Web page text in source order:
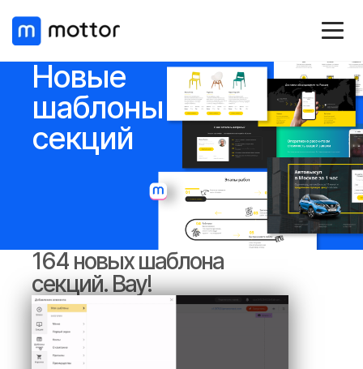
Новые
шаблоны
секций
164 новых шаблона
секций. Вау!